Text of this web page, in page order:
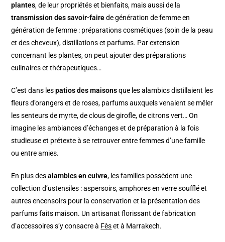
plantes, de leur propriétés et bienfaits, mais aussi de la
transmission des savoir-fairede génération de femme en
génération de femme : préparations cosmétiques (soin de la peau
et des cheveux), distillations et parfums. Par extension
concernant les plantes, on peut ajouter des préparations
culinaires et thérapeutiques…
C’est dans lespatios des maisonsque les alambics distillaient les
fleurs d’orangers et de roses, parfums auxquels venaient se mêler
les senteurs de myrte, de clous de girofle, de citrons vert… On
imagine les ambiances d’échanges et de préparation à la fois
studieuse et prétexte à se retrouver entre femmes d’une famille
ou entre amies.
En plus desalambics en cuivre, les familles possèdent une
collection d’ustensiles : aspersoirs, amphores en verre soufflé et
autres encensoirs pour la conservation et la présentation des
parfums faits maison. Un artisanat florissant de fabrication
d’accessoires s’y consacre à Fèset à Marrakech.